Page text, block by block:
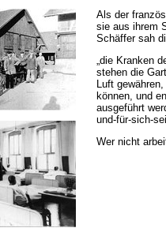
Als der
sie aus ihrem
Schäffer sah
„die Kranken
stehen die
Luft
können, und
ausgeführt
und-für-sich-
Wer nicht